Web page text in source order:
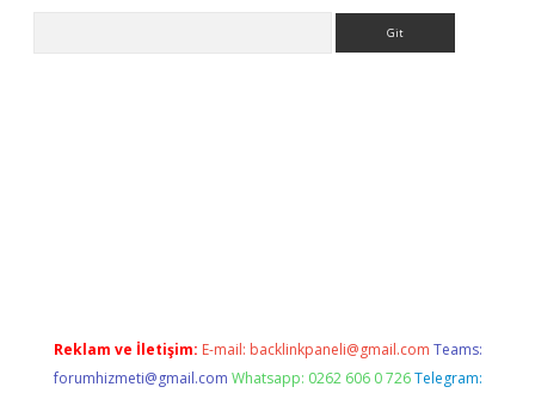
Reklam ve İletişim: E-mail: backlinkpaneli@gmail.com Teams:
forumhizmeti@gmail.com Whatsapp: 0262 606 0 726 Telegram: